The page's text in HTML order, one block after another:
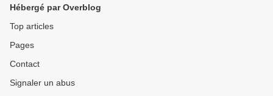
Hébergé par Overblog
Top articles
Pages
Contact
Signaler un abus